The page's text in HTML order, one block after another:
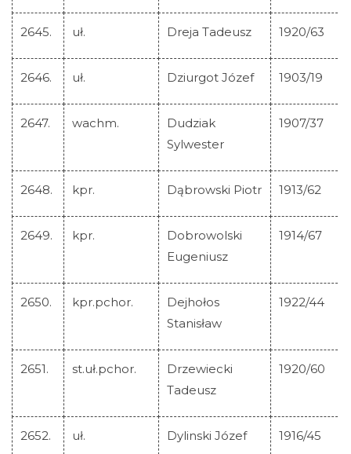
2645. uł. Dreja Tadeusz 1920/63
2646. uł. Dziurgot Józef 1903/19
2647. wachm.
Dudziak
Sylwester
1907/37
2648. kpr. Dąbrowski Piotr 1913/62
2649. kpr.
Dobrowolski
Eugeniusz
1914/67
2650. kpr.pchor.
Dejhołos
Stanisław
1922/44
2651. st.uł.pchor.
Drzewiecki
Tadeusz
1920/60
2652. uł. Dylinski Józef 1916/45